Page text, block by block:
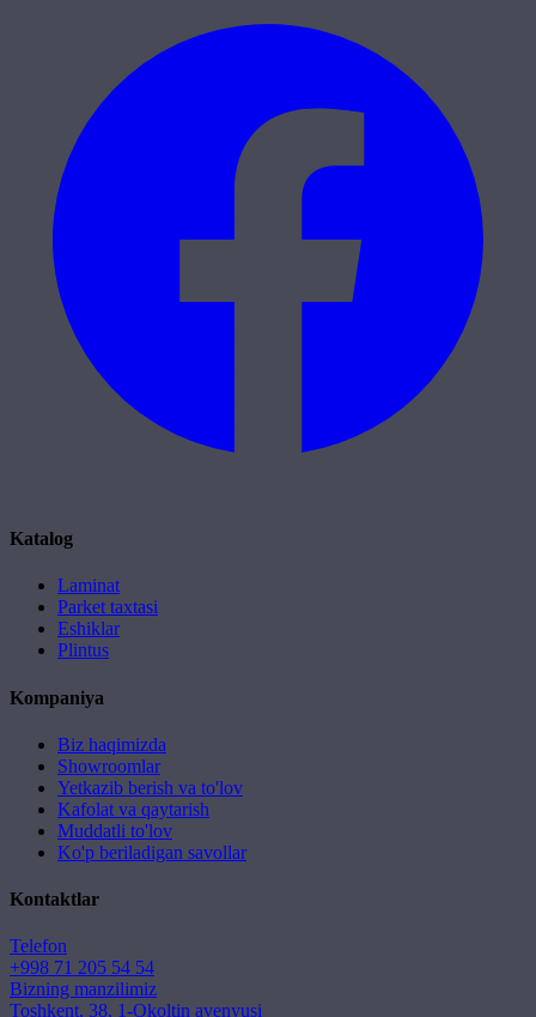
Katalog
Laminat
Parket taxtasi
Eshiklar
Plintus
Kompaniya
Biz haqimizda
Showroomlar
Yetkazib berish va to'lov
Kafolat va qaytarish
Muddatli to'lov
Ko'p beriladigan savollar
Kontaktlar
Telefon
+998 71 205 54 54
Bizning manzilimiz
Toshkent, 38, 1-Okoltin avenyusi